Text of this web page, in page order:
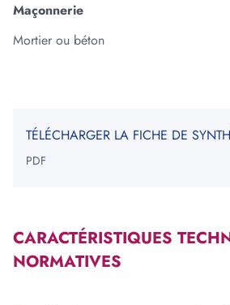
Maçonnerie
Mortier ou béton
TÉLÉCHARGER LA FICHE DE
PDF
CARACTÉRISTIQUES
NORMATIVES
*Information non contractuelle. Les
constituent en rien une garantie de
Voir les carrières près de